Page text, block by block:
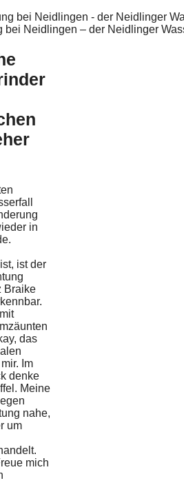
bei Neidlingen – der Neidlinger
in
ist der
Braike
das
Im
denke
Meine
nahe,
um
mich